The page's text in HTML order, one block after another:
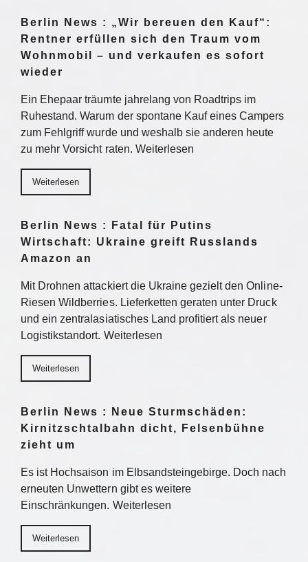
Berlin News : „Wir bereuen den Kauf“:
Rentner erfüllen sich den Traum vom
Wohnmobil – und verkaufen es sofort
wieder
Ein Ehepaar träumte jahrelang von Roadtrips im
Ruhestand. Warum der spontane Kauf eines Campers
zum Fehlgriff wurde und weshalb sie anderen heute
zu mehr Vorsicht raten. Weiterlesen
Weiterlesen
Berlin News : Fatal für Putins
Wirtschaft: Ukraine greift Russlands
Amazon an
Mit Drohnen attackiert die Ukraine gezielt den Online-
Riesen Wildberries. Lieferketten geraten unter Druck
und ein zentralasiatisches Land profitiert als neuer
Logistikstandort. Weiterlesen
Weiterlesen
Berlin News : Neue Sturmschäden:
Kirnitzschtalbahn dicht, Felsenbühne
zieht um
Es ist Hochsaison im Elbsandsteingebirge. Doch nach
erneuten Unwettern gibt es weitere
Einschränkungen. Weiterlesen
Weiterlesen